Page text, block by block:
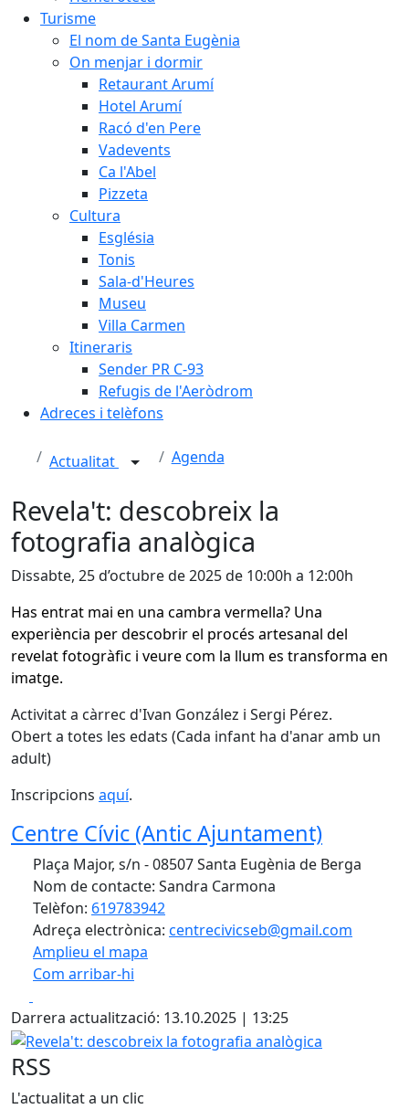
Turisme
El nom de Santa Eugènia
On menjar i dormir
Retaurant Arumí
Hotel Arumí
Racó d'en Pere
Vadevents
Ca l'Abel
Pizzeta
Cultura
Església
Tonis
Sala-d'Heures
Museu
Villa Carmen
Itineraris
Sender PR C-93
Refugis de l'Aeròdrom
Adreces i telèfons
Actualitat Agenda
Revela't: descobreix la
fotografia analògica
Dissabte, 25 d’octubre de 2025 de 10:00h a 12:00h
Has entrat mai en una cambra vermella? Una
experiència per descobrir el procés artesanal del
revelat fotogràfic i veure com la llum es transforma en
imatge.
Activitat a càrrec d'Ivan González i Sergi Pérez.
Obert a totes les edats (Cada infant ha d'anar amb un
adult)
Inscripcions aquí.
Centre Cívic (Antic Ajuntament)
Plaça Major, s/n - 08507 Santa Eugènia de Berga
Nom de contacte: Sandra Carmona
Telèfon: 619783942
Adreça electrònica: centrecivicseb@gmail.com
Amplieu el mapa
Com arribar-hi
+
−
Darrera actualització: 13.10.2025 | 13:25
Revela't: descobreix la fotografia analògica
RSS
L'actualitat a un clic